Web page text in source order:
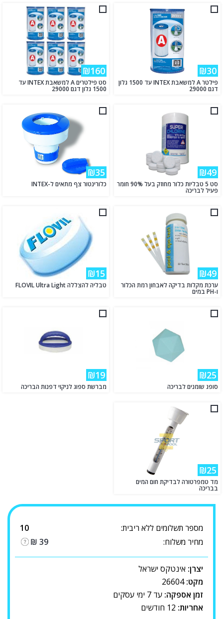
₪30
פילטר A למשאבת INTEX עד 1500 גלון
דגם 29000
₪160
סט פילטרים A למשאבת INTEX עד
1500 גלון דגם 29000
₪49
סט 5 טבליות כלור מחוזק בעל 90% חומר
פעיל לבריכה
₪35
כלורינטור צף מתאים ל-INTEX
₪49
ערכת מקלות בדיקה לאבחון רמת הכלור
ו-PH במים
₪15
טבליה להצללה FLOVIL Ultra Light
₪25
סופג שומנים לבריכה
₪19
מברשת ספוג לניקוי דפנות הבריכה
₪25
מד טמפרטורה לבדיקת חום המים
בבריכה
מספר תשלומים ללא ריבית:
10
מחיר משלוח:
₪ 39
יצרן: אינטקס ישראל
מקט:26604
זמן אספקה: עד 7 ימי עסקים
אחריות: 12 חודשים